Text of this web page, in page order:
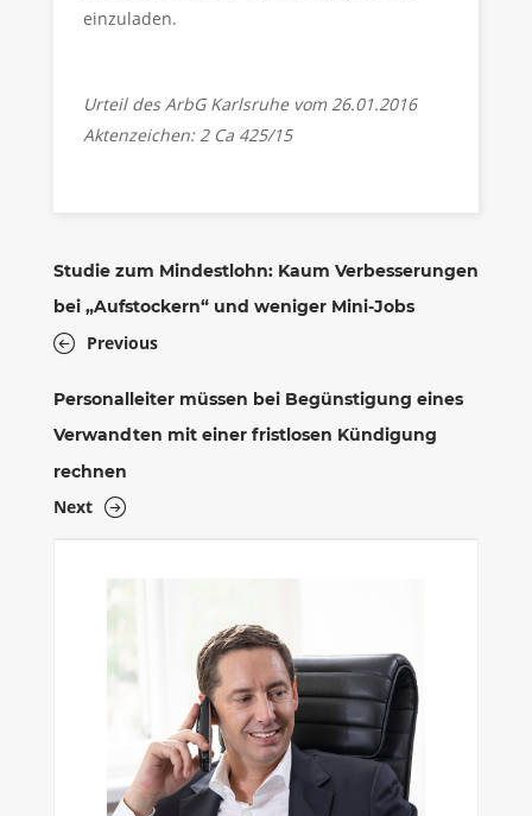
einzuladen.
Urteil des ArbG Karlsruhe vom 26.01.2016
Aktenzeichen: 2 Ca 425/15
Studie zum Mindestlohn: Kaum Verbesserungen
bei „Aufstockern“ und weniger Mini-Jobs
Previous
Personalleiter müssen bei Begünstigung eines
Verwandten mit einer fristlosen Kündigung
rechnen
Next